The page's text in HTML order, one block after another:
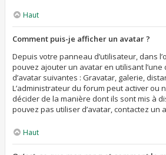
Haut
Comment puis-je afficher un avatar ?
Depuis votre panneau d’utilisateur, dans
pouvez ajouter un avatar en utilisant
d’avatar suivantes : Gravatar, galerie,
L’administrateur du forum peut activer ou
décider de la manière dont ils sont mis à
pouvez pas utiliser d’avatar, contactez un
Haut